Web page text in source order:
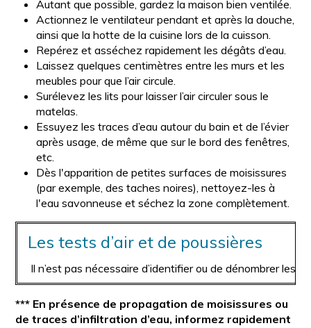
Autant que possible, gardez la maison bien ventilée.
Actionnez le ventilateur pendant et après la douche,
ainsi que la hotte de la cuisine lors de la cuisson.
Repérez et asséchez rapidement les dégâts d’eau.
Laissez quelques centimètres entre les murs et les
meubles pour que l’air circule.
Surélevez les lits pour laisser l’air circuler sous le
matelas.
Essuyez les traces d’eau autour du bain et de l’évier
après usage, de même que sur le bord des fenêtres,
etc.
Dès l'apparition de petites surfaces de moisissures
(par exemple, des taches noires), nettoyez-les à
l'eau savonneuse et séchez la zone complètement.
Les tests d’air et de poussières
Il n’est pas nécessaire d’identifier ou de dénombrer les
*** En présence de propagation de moisissures ou
de traces d’infiltration d’eau, informez rapidement